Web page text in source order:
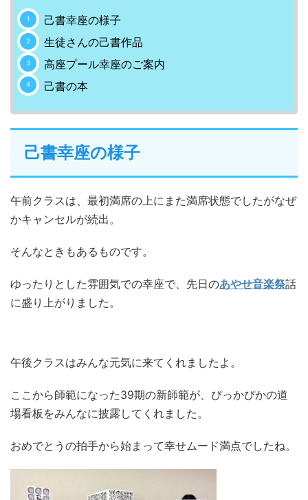
己書幸座の様子
生徒さんの己書作品
高座プール幸座のご案内
己書の本
己書幸座の様子
午前クラスは、最初満席の上にまた満席状態でしたがなぜ
かキャンセルが続出。
そんなときもあるものです。
ゆったりとした雰囲気での幸座で、先日のあやせ音楽祭話
に盛り上がりました。
午後クラスはみんな元気に来てくれましたよ。
ここから師範になった39期の新師範が、ぴっかぴかの道
場看板をみんなに披露してくれました。
おめでとうの拍手から始まって幸せムード満点でしたね。